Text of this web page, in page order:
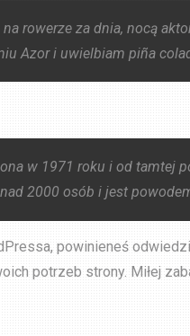
rowerze za dnia, nocą
Azor i uwielbiam piña
w 1971 roku i od
2000 osób i jest
powinieneś
potrzeb strony. Miłej